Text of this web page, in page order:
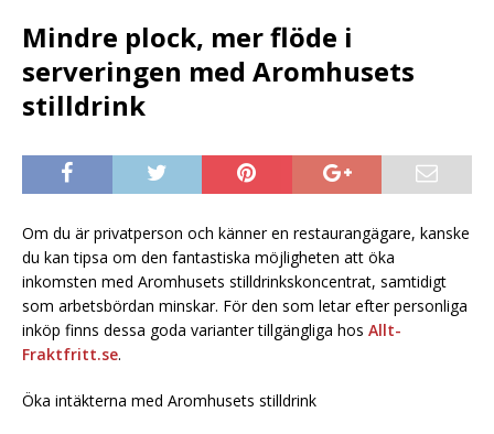
Mindre plock, mer flöde i
serveringen med Aromhusets
stilldrink
Om du är privatperson och känner en restaurangägare, kanske
du kan tipsa om den fantastiska möjligheten att öka
inkomsten med Aromhusets stilldrinkskoncentrat, samtidigt
som arbetsbördan minskar. För den som letar efter personliga
inköp finns dessa goda varianter tillgängliga hos Allt-
Fraktfritt.se.
Öka intäkterna med Aromhusets stilldrink